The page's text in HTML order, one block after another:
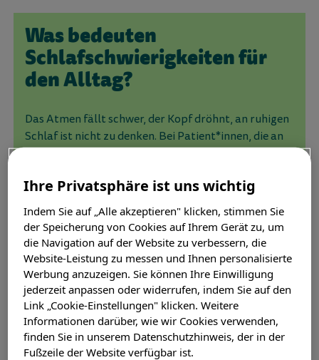
Was bedeuten
Schlafschwierigkeiten für
den Alltag?
Das Atmen fällt schwer, der Kopf dröhnt, an ruhigen
Schlaf ist nicht zu denken. Bei Patient*innen, die an
Schlafschwierigkeiten, begleitet von Schnarchen
und Kurzatmigkeit, auf. Müdigkeit oder ein Gefühl
der Benommenheit können die Folge sein. Im Alltag
fällt die Konzentration schwer; Denken und
Wahrnehmung können beeinträchtigt sein. Auch die
Psyche leidet – oft bis hin zu einer Depression.
Ihre Privatsphäre ist uns wichtig
Indem Sie auf „Alle akzeptieren" klicken, stimmen Sie
der Speicherung von Cookies auf Ihrem Gerät zu, um
die Navigation auf der Website zu verbessern, die
Website-Leistung zu messen und Ihnen personalisierte
Werbung anzuzeigen. Sie können Ihre Einwilligung
jederzeit anpassen oder widerrufen, indem Sie auf den
Link „Cookie-Einstellungen" klicken. Weitere
Informationen darüber, wie wir Cookies verwenden,
finden Sie in unserem Datenschutzhinweis, der in der
Fußzeile der Website verfügbar ist.